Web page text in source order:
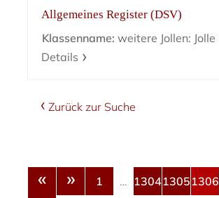
Allgemeines Register (DSV)
Klassenname: weitere Jollen: Jolle
Details
Zurück zur Suche
« » 1 … 13041305 1306